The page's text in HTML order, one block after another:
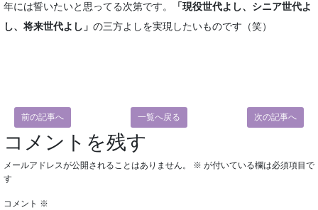
年には誓いたいと思ってる次第です。
「現役世代よし、シニア世代よ
し、将来世代よし」 の三方よしを実現したいものです（笑）
前の記事へ 一覧へ戻る 次の記事へ
コメントを残す
メールアドレスが公開されることはありません。 ※ が付いている欄は必須項目で
す
コメント ※